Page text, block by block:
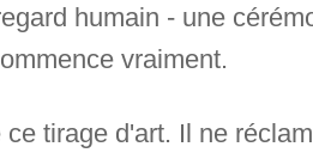
humain - une
vraiment.
tirage d'art. Il ne